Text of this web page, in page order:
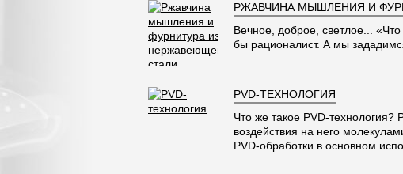
РЖАВЧИНА МЫШЛЕНИЯ И
Вечное, доброе, светлое...
бы рационалист. А мы
PVD-ТЕХНОЛОГИЯ
Что же такое PVD-
воздействия на него
PVD-обработки в основном